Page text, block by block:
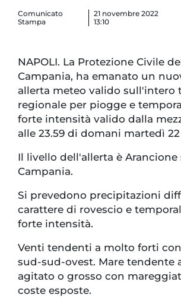
Comunicato
Stampa
21 novembre 2022
13:10
NAPOLI. La Protezione Civile
Campania, ha emanato un
allerta meteo valido sull'intero
regionale per piogge e
forte intensità valido dalla
alle 23.59 di domani martedì
Il livello dell'allerta è
Campania.
Si prevedono precipitazioni
carattere di rovescio e
forte intensità.
Venti tendenti a molto forti
sud-sud-ovest. Mare tendente
agitato o grosso con
coste esposte.